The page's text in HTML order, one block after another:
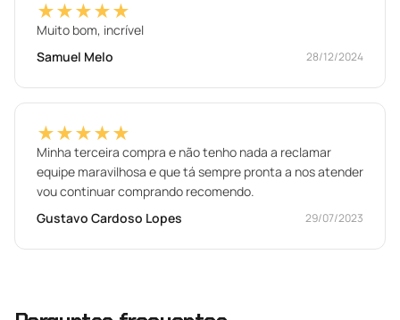
★★★★★
Muito bom, incrível
Samuel Melo
28/12/2024
★★★★★
Minha terceira compra e não tenho nada a reclamar
equipe maravilhosa e que tá sempre pronta a nos atender
vou continuar comprando recomendo.
Gustavo Cardoso Lopes
29/07/2023